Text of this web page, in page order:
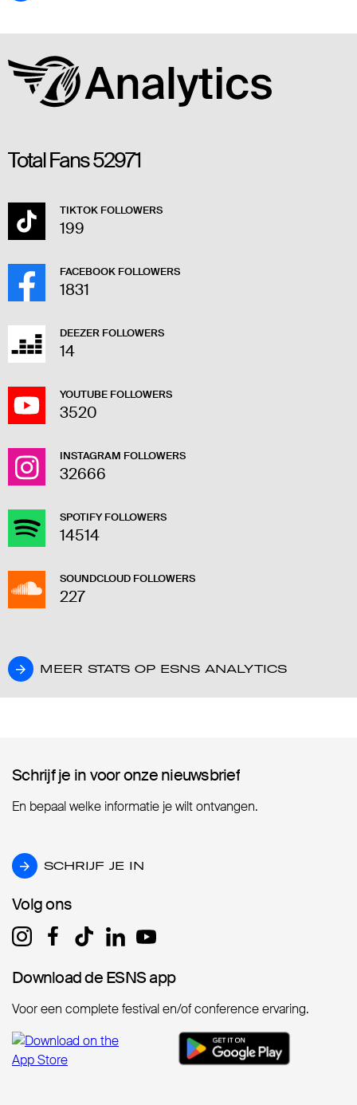
Total Fans52971
TIKTOK FOLLOWERS
199
FACEBOOK FOLLOWERS
1831
DEEZER FOLLOWERS
14
YOUTUBE FOLLOWERS
3520
INSTAGRAM FOLLOWERS
32666
SPOTIFY FOLLOWERS
14514
SOUNDCLOUD FOLLOWERS
227
MEER STATS OP ESNS ANALYTICS
MEER STATS OP ESNS ANALYTICS
Schrijf je in voor onze nieuwsbrief
Schrijf je in voor onze nieuwsbrief
En bepaal welke informatie je wilt ontvangen.
SCHRIJF JE IN
SCHRIJF JE IN
Volg ons
Volg ons
Download de ESNS app
Download de ESNS app
Voor een complete festival en/of conference ervaring.